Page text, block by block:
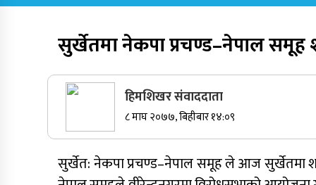
जुम्लाबाट सुर्खेत र नेपालगञ्जतर्फ लैजाँदै गरिएको
१८० कार्टुन स्याउ प्रहरीले नियन्त्रणमा
सुर्खेतमा जिप दुर्घटना,१५ जना घाइते
कर्णालीमा कांग्रेसका चार मन्त्रीहरूले दिए
राजीनामा
सुर्खेतमा नेकपा प्रचण्ड–नेपाल समूह
हिमशिखर संवाददाता
८ माघ २०७७, बिहीबार १४:०९
सुर्खेत: नेकपा प्रचण्ड–नेपाल समूह ले आज सुर्खेतमा